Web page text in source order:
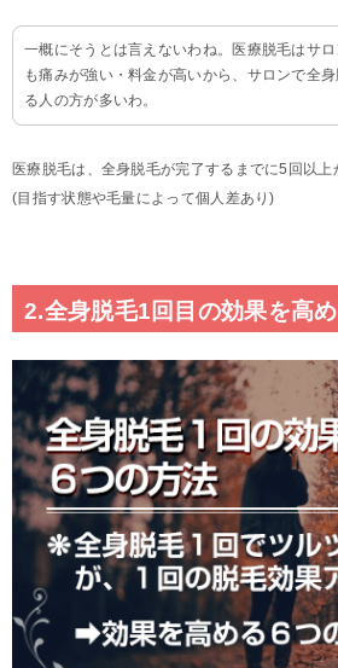
一概にそうとは言えないわね。医療脱毛はサロ
も痛みが強い・料金が高いから、サロンで全
る人の方が多いわ。
医療脱毛は、全身脱毛が完了するまでに5回以上
(目指す状態や毛量によって個人差あり)
2.全身脱毛1回目の効果を高